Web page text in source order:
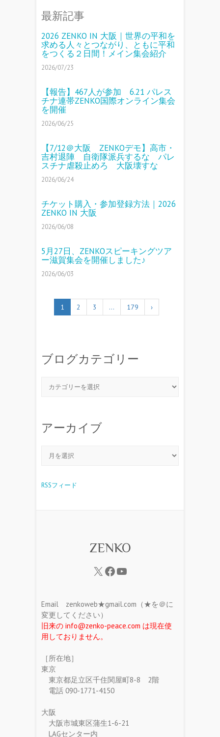
最新記事
2026 ZENKO IN 大阪｜世界の平和を
求める人々とつながり、ともに平和
をつくる２日間！メイン集会紹介
2026/07/23
【報告】467人が参加 6.21 パレス
チナ連帯ZENKO国際オンライン集会
を開催
2026/06/25
【7/12＠大阪 ZENKOデモ】高市・
吉村退陣 自衛隊派兵するな パレ
スチナ虐殺止めろ 大阪壊すな
2026/06/24
チケット購入・参加登録方法｜2026
ZENKO IN 大阪
2026/06/08
5月27日、ZENKOスピーキングツア
ー滋賀集会を開催しました♪
2026/06/03
1 2 3 … 179 ›
ブログカテゴリー
アーカイブ
RSSフィード
ZENKO
Email zenkoweb★gmail.com（★を＠に
変更してください）
旧来の info@zenko-peace.com は現在使
用しておりません。
［所在地］
東京
東京都足立区千住関屋町8-8 2階
電話 090-1771-4150
大阪
大阪市城東区蒲生1-6-21
LAGセンター内